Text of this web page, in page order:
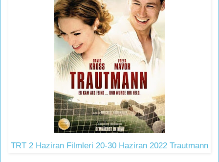
TRT 2 Haziran Filmleri 20-30 Haziran 2022 Trautmann